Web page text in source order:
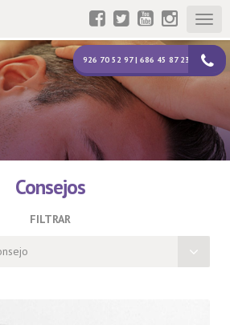
926 70 52 97 | 686 45 87 23
Consejos
FILTRAR